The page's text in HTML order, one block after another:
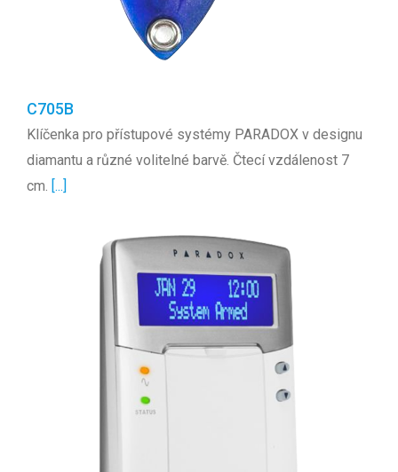
C705B
Klíčenka pro přístupové systémy PARADOX v designu
diamantu a různé volitelné barvě. Čtecí vzdálenost 7
cm. [...]